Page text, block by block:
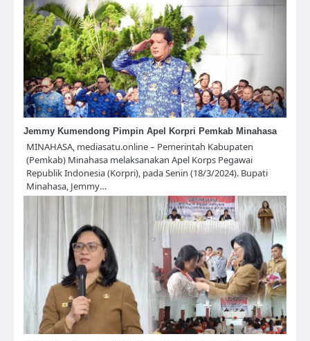
Jemmy Kumendong Pimpin Apel Korpri Pemkab Minahasa
MINAHASA, mediasatu.online – Pemerintah Kabupaten
(Pemkab) Minahasa melaksanakan Apel Korps Pegawai
Republik Indonesia (Korpri), pada Senin (18/3/2024). Bupati
Minahasa, Jemmy…